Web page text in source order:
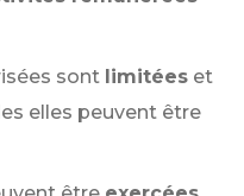
sont limitées et
elles peuvent être